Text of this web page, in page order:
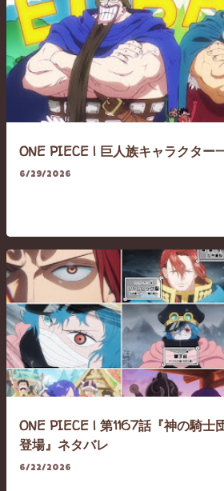
ONE PIECE | 巨人族キャラクター
6/29/2026
ONE PIECE | 第1167話『神の騎士
登場』ネタバレ
6/22/2026